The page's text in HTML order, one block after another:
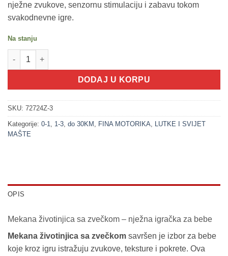
nježne zvukove, senzornu stimulaciju i zabavu tokom
svakodnevne igre.
Na stanju
200398-3 JEDNOROG - mekana životinjica sa zvečkom
DODAJ U KORPU
SKU: 72724Z-3
Kategorije: 0-1 1-3 do 30KM FINA MOTORIKA
LUTKE I SVIJET
MAŠTE
OPIS
Mekana životinjica sa zvečkom – nježna igračka za bebe
Mekana životinjica sa zvečkom savršen je izbor za bebe
koje kroz igru istražuju zvukove, teksture i pokrete. Ova